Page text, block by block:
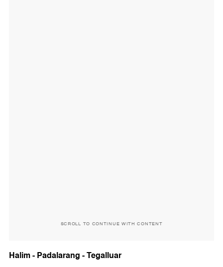
SCROLL TO CONTINUE WITH CONTENT
Halim - Padalarang - Tegalluar